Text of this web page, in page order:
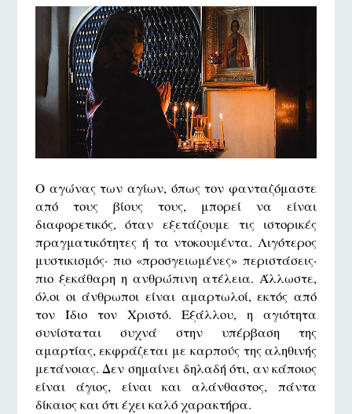
Ο αγώνας των αγίων, όπως τον φανταζόμαστε
από τους βίους τους, μπορεί να είναι
διαφορετικός, όταν εξετάζουμε τις ιστορικές
πραγματικότητες ή τα ντοκουμέντα. Λιγότερος
μυστικισμός· πιο «προσγειωμένες» περιστάσεις·
πιο ξεκάθαρη η ανθρώπινη ατέλεια. Άλλωστε,
όλοι οι άνθρωποι είναι αμαρτωλοί, εκτός από
τον Ίδιο τον Χριστό. Εξάλλου, η αγιότητα
συνίσταται συχνά στην υπέρβαση της
αμαρτίας, εκφράζεται με καρπούς της αληθινής
μετάνοιας. Δεν σημαίνει δηλαδή ότι, αν κάποιος
είναι άγιος, είναι και αλάνθαστος, πάντα
δίκαιος και ότι έχει καλό χαρακτήρα.